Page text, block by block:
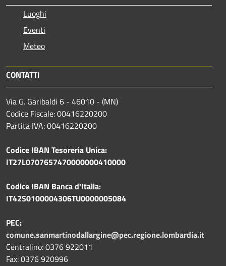
Luoghi
Eventi
Meteo
CONTATTI
Via G. Garibaldi 6 - 46010 - (MN)
Codice Fiscale: 00416220200
Partita IVA: 00416220200
Codice IBAN Tesoreria Unica:
IT27L0707657470000000410000
Codice IBAN Banca d'Italia:
IT42S0100004306TU0000005084
PEC:
comune.sanmartinodallargine@pec.regione.lombardia.it
Centralino: 0376 922011
Fax: 0376 920996